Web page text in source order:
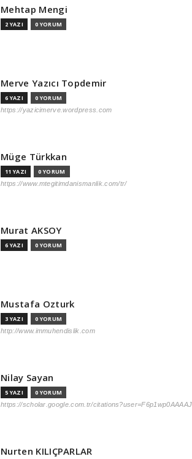
Mehtap Mengi
2 YAZI 0 YORUM
Merve Yazıcı Topdemir
6 YAZI 0 YORUM
https://yazicimerve.wordpress.com
Müge Türkkan
11 YAZI 0 YORUM
https://www.mtegitimdanismanlik.com/tr/
Murat AKSOY
6 YAZI 0 YORUM
Mustafa Ozturk
3 YAZI 0 YORUM
http://www.immuhendislik.com
Nilay Sayan
5 YAZI 0 YORUM
https://scholar.google.com.tr/
Nurten KILIÇPARLAR